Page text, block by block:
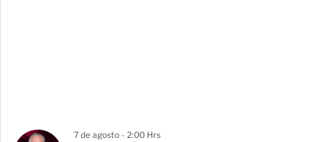
7 de agosto - 2:00 Hrs